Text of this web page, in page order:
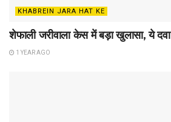
KHABREIN JARA HAT KE
शेफाली जरीवाला केस में बड़ा खुलासा, ये
1 YEAR AGO